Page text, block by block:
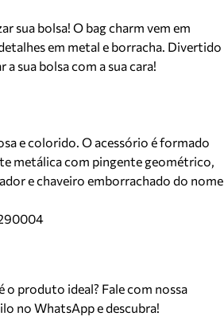
sua bolsa! O bag charm vem em
em metal e borracha. Divertido
a sua bolsa com a sua cara!
e colorido. O acessório é formado
metálica com pingente geométrico,
e chaveiro emborrachado do nome
o produto ideal? Fale com nossa
no WhatsApp e descubra!